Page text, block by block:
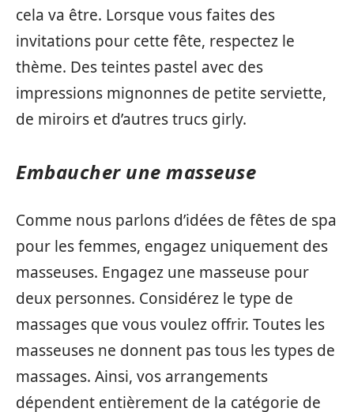
cela va être. Lorsque vous faites des
invitations pour cette fête, respectez le
thème. Des teintes pastel avec des
impressions mignonnes de petite serviette,
de miroirs et d’autres trucs girly.
Embaucher une masseuse
Comme nous parlons d’idées de fêtes de spa
pour les femmes, engagez uniquement des
masseuses. Engagez une masseuse pour
deux personnes. Considérez le type de
massages que vous voulez offrir. Toutes les
masseuses ne donnent pas tous les types de
massages. Ainsi, vos arrangements
dépendent entièrement de la catégorie de